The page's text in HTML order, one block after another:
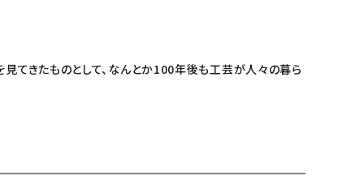
てきたものとして、なんとか100年後も工芸が人々の暮ら